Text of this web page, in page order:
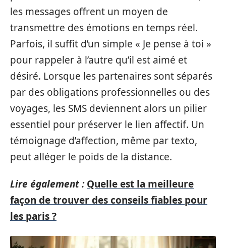
les messages offrent un moyen de
transmettre des émotions en temps réel.
Parfois, il suffit d’un simple « Je pense à toi »
pour rappeler à l’autre qu’il est aimé et
désiré. Lorsque les partenaires sont séparés
par des obligations professionnelles ou des
voyages, les SMS deviennent alors un pilier
essentiel pour préserver le lien affectif. Un
témoignage d’affection, même par texto,
peut alléger le poids de la distance.
Lire également : Quelle est la meilleure
façon de trouver des conseils fiables pour
les paris ?